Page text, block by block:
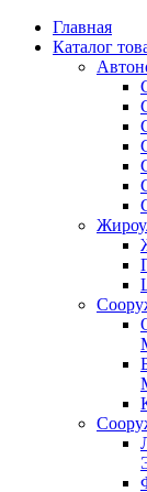
Главная
Каталог